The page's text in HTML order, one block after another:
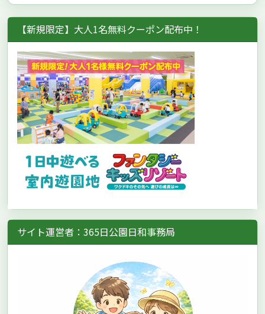
【新規限定】大人1名無料クーポン配布中！
サイト運営者：365日公園日和事務局